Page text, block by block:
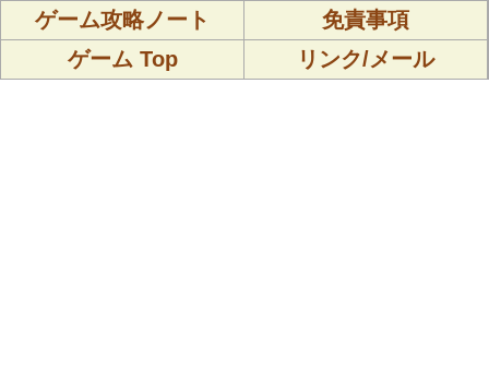
ゲーム攻略ノート
免責事項
ゲーム Top
リンク/メール